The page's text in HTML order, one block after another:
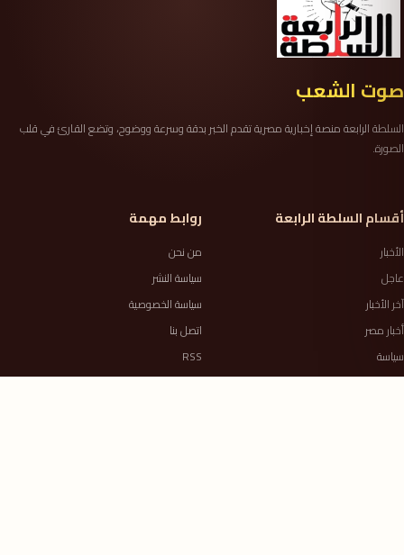
صوت الشعب
السلطة الرابعة منصة إخبارية مصرية تقدم الخبر بدقة وسرعة ووضوح، وتضع القارئ في قلب
الصورة.
أقسام السلطة الرابعة
الأخبار
عاجل
آخر الأخبار
أخبار مصر
سياسة
حوادث
روابط مهمة
من نحن
سياسة النشر
سياسة الخصوصية
اتصل بنا
RSS